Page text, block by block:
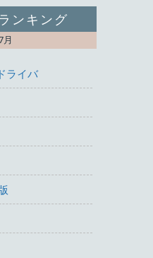
ンキング
ライバ